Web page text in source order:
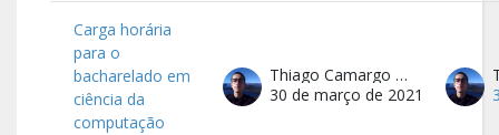
Carga horária
para o
bacharelado em
ciência da
computação
Thiago Camargo da Costa
30 de março de 2021